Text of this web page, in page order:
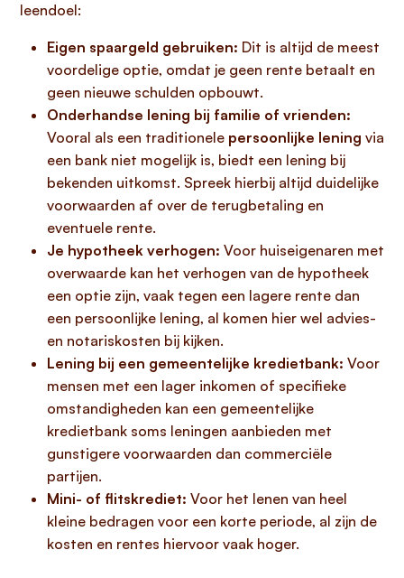
leendoel:
Eigen spaargeld gebruiken: Dit is altijd de meest
voordelige optie, omdat je geen rente betaalt en
geen nieuwe schulden opbouwt.
Onderhandse lening bij familie of vrienden:
Vooral als een traditionele persoonlijke lening via
een bank niet mogelijk is, biedt een lening bij
bekenden uitkomst. Spreek hierbij altijd duidelijke
voorwaarden af over de terugbetaling en
eventuele rente.
Je hypotheek verhogen: Voor huiseigenaren met
overwaarde kan het verhogen van de hypotheek
een optie zijn, vaak tegen een lagere rente dan
een persoonlijke lening, al komen hier wel advies-
en notariskosten bij kijken.
Lening bij een gemeentelijke kredietbank: Voor
mensen met een lager inkomen of specifieke
omstandigheden kan een gemeentelijke
kredietbank soms leningen aanbieden met
gunstigere voorwaarden dan commerciële
partijen.
Mini- of flitskrediet: Voor het lenen van heel
kleine bedragen voor een korte periode, al zijn de
kosten en rentes hiervoor vaak hoger.